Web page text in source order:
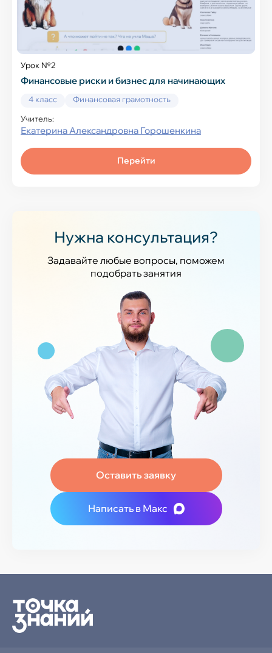
Урок №2
Финансовые риски и бизнес для начинающих
4 класс
Финансовая грамотность
Учитель:
Екатерина Александровна Горошенкина
Перейти
Нужна консультация?
Задавайте любые вопросы, поможем
подобрать занятия
Оставить заявку
Написать в Макс